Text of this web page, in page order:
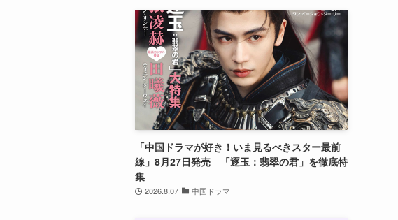
「中国ドラマが好き！いま見るべきスター最前
線」8月27日発売 「逐玉：翡翠の君」を徹底特
集
2026.8.07 中国ドラマ